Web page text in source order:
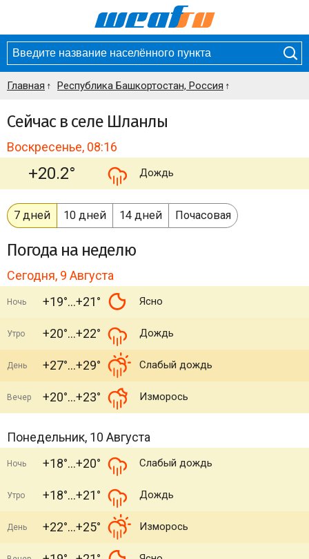
Главная Республика Башкортостан, Россия
Сейчас в селе Шланлы
Воскресенье, 08:16
+20.2° Дождь
7 дней 10 дней 14 дней Почасовая
Погода на неделю
Сегодня, 9 Августа
Ночь +19° +21° Ясно
Утро +20° +22° Дождь
День +27° +29° Слабый дождь
Вечер +20° +23° Изморось
Понедельник, 10 Августа
Ночь +18° +20° Слабый дождь
Утро +18° +21° Дождь
День +22° +25° Изморось